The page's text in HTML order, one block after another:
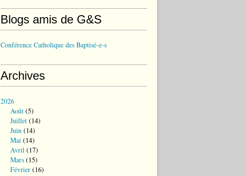
Blogs amis de G&S
Conférence Catholique des Baptisé-e-s
Archives
2026
Août (5)
Juillet (14)
Juin (14)
Mai (14)
Avril (17)
Mars (15)
Février (16)